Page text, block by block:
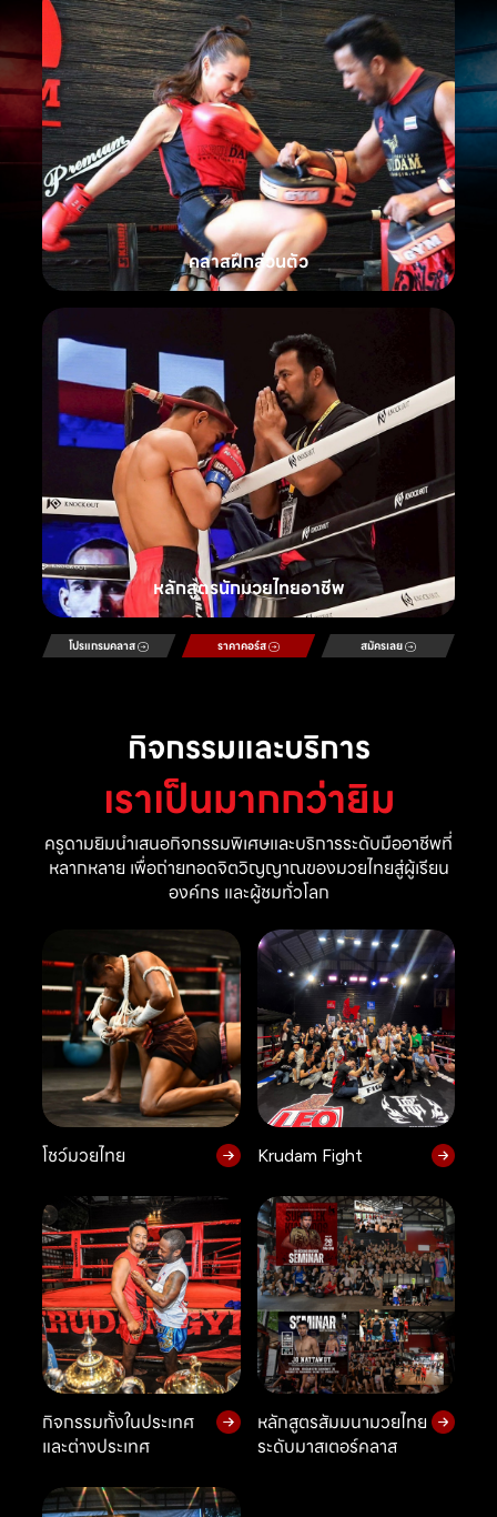
คลาสฝึกส่วนตัว
หลักสูตรนักมวยไทยอาชีพ
โปรแกรมคลาส ราคาคอร์ส สมัครเลย
กิจกรรมและบริการ
เราเป็นมากกว่ายิม
ครูดามยิมนำเสนอกิจกรรมพิเศษและบริการระดับมืออาชีพที่
หลากหลาย เพื่อถ่ายทอดจิตวิญญาณของมวยไทยสู่ผู้เรียน
องค์กร และผู้ชมทั่วโลก
โชว์มวยไทย Krudam Fight
กิจกรรมทั้งในประเทศ
และต่างประเทศ
หลักสูตรสัมมนามวยไทย
ระดับมาสเตอร์คลาส